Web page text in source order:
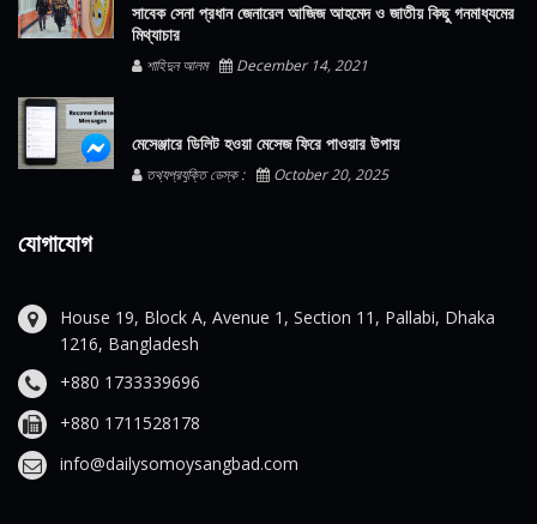
সাবেক সেনা প্রধান জেনারেল আজিজ আহমেদ ও জাতীয় কিছু গনমাধ্যমের
মিথ্যাচার
শাহিদুন আলম December 14, 2021
মেসেঞ্জারে ডিলিট হওয়া মেসেজ ফিরে পাওয়ার উপায়
তথ্যপ্রযুক্তি ডেস্ক : October 20, 2025
যোগাযোগ
House 19, Block A, Avenue 1, Section 11, Pallabi, Dhaka
1216, Bangladesh
+880 1733339696
+880 1711528178
info@dailysomoysangbad.com